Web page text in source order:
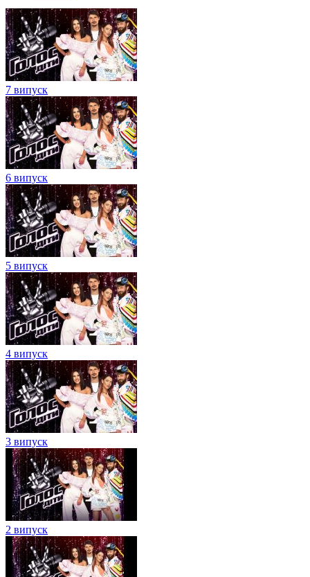
7 випуск
6 випуск
5 випуск
4 випуск
3 випуск
2 випуск